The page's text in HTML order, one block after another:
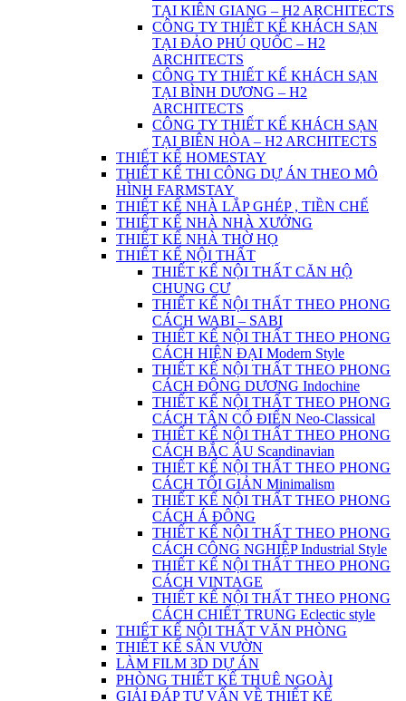
TẠI KIÊN GIANG – H2 ARCHITECTS
CÔNG TY THIẾT KẾ KHÁCH SẠN
TẠI ĐẢO PHÚ QUỐC – H2
ARCHITECTS
CÔNG TY THIẾT KẾ KHÁCH SẠN
TẠI BÌNH DƯƠNG – H2
ARCHITECTS
CÔNG TY THIẾT KẾ KHÁCH SẠN
TẠI BIÊN HÒA – H2 ARCHITECTS
THIẾT KẾ HOMESTAY
THIẾT KẾ THI CÔNG DỰ ÁN THEO MÔ
HÌNH FARMSTAY
THIẾT KẾ NHÀ LẮP GHÉP , TIỀN CHẾ
THIẾT KẾ NHÀ NHÀ XƯỞNG
THIẾT KẾ NHÀ THỜ HỌ
THIẾT KẾ NỘI THẤT
THIẾT KẾ NỘI THẤT CĂN HỘ
CHUNG CƯ
THIẾT KẾ NỘI THẤT THEO PHONG
CÁCH WABI – SABI
THIẾT KẾ NỘI THẤT THEO PHONG
CÁCH HIỆN ĐẠI Modern Style
THIẾT KẾ NỘI THẤT THEO PHONG
CÁCH ĐÔNG DƯƠNG Indochine
THIẾT KẾ NỘI THẤT THEO PHONG
CÁCH TÂN CỔ ĐIỂN Neo-Classical
THIẾT KẾ NỘI THẤT THEO PHONG
CÁCH BẮC ÂU Scandinavian
THIẾT KẾ NỘI THẤT THEO PHONG
CÁCH TỐI GIẢN Minimalism
THIẾT KẾ NỘI THẤT THEO PHONG
CÁCH Á ĐÔNG
THIẾT KẾ NỘI THẤT THEO PHONG
CÁCH CÔNG NGHIỆP Industrial Style
THIẾT KẾ NỘI THẤT THEO PHONG
CÁCH VINTAGE
THIẾT KẾ NỘI THẤT THEO PHONG
CÁCH CHIẾT TRUNG Eclectic style
THIẾT KẾ NỘI THẤT VĂN PHÒNG
THIẾT KẾ SÂN VƯỜN
LÀM FILM 3D DỰ ÁN
PHÒNG THIẾT KẾ THUÊ NGOÀI
GIẢI ĐÁP TƯ VẤN VỀ THIẾT KẾ